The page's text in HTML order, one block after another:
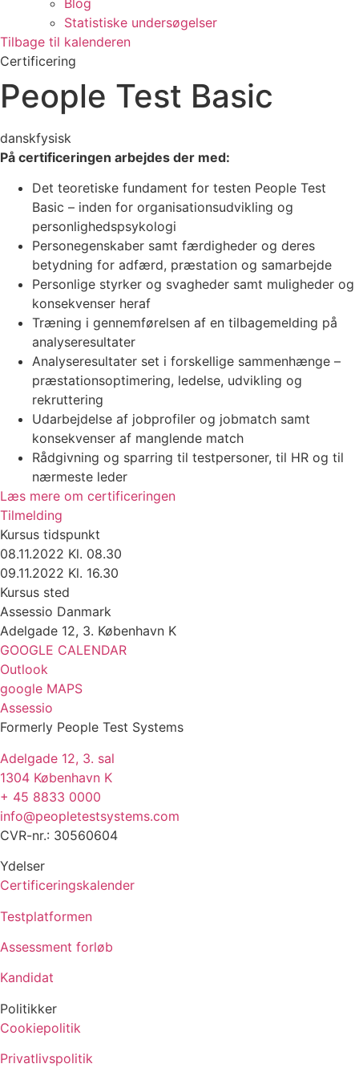
Blog
Statistiske undersøgelser
Tilbage til kalenderen
Certificering
People Test Basic
danskfysisk
På certificeringen arbejdes der med:
Det teoretiske fundament for testen People Test
Basic – inden for organisationsudvikling og
personlighedspsykologi
Personegenskaber samt færdigheder og deres
betydning for adfærd, præstation og samarbejde
Personlige styrker og svagheder samt muligheder og
konsekvenser heraf
Træning i gennemførelsen af en tilbagemelding på
analyseresultater
Analyseresultater set i forskellige sammenhænge –
præstationsoptimering, ledelse, udvikling og
rekruttering
Udarbejdelse af jobprofiler og jobmatch samt
konsekvenser af manglende match
Rådgivning og sparring til testpersoner, til HR og til
nærmeste leder
Læs mere om certificeringen
Tilmelding
Kursus tidspunkt
08.11.2022 Kl. 08.30
09.11.2022 Kl. 16.30
Kursus sted
Assessio Danmark
Adelgade 12, 3. København K
GOOGLE CALENDAR
Outlook
google MAPS
Assessio
Formerly People Test Systems
Adelgade 12, 3. sal
1304 København K
+ 45 8833 0000
info@peopletestsystems.com
CVR-nr.: 30560604
Ydelser
Certificeringskalender
Testplatformen
Assessment forløb
Kandidat
Politikker
Cookiepolitik
Privatlivspolitik